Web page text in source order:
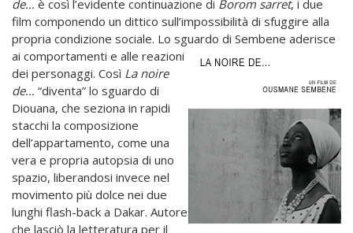
de… è così l’evidente continuazione di Borom sarret, i due
film componendo un dittico sull’impossibilità di sfuggire alla
propria condizione sociale. Lo sguardo di Sembene aderisce
ai comportamenti e alle reazioni
dei personaggi. Così La noire
de… “diventa” lo sguardo di
Diouana, che seziona in rapidi
stacchi la composizione
dell’appartamento, come una
vera e propria autopsia di uno
spazio, liberandosi invece nel
movimento più dolce nei due
lunghi flash-back a Dakar. Autore
che lasciò la letteratura per il